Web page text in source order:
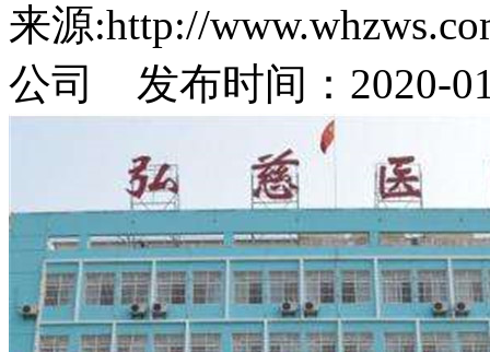
来源:http://
公司 发布时间：2020-